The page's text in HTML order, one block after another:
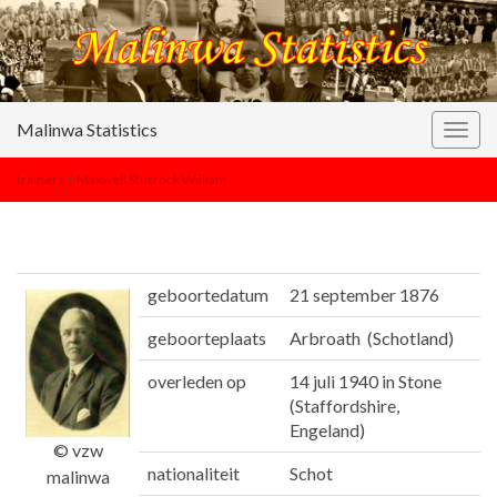
Malinwa Statistics
trainers > Maxwell Sturrock William
© vzw
malinwa
geboortedatum 21 september 1876
geboorteplaats Arbroath (Schotland)
overleden op
14 juli 1940 in Stone
(Staffordshire,
Engeland)
nationaliteit Schot